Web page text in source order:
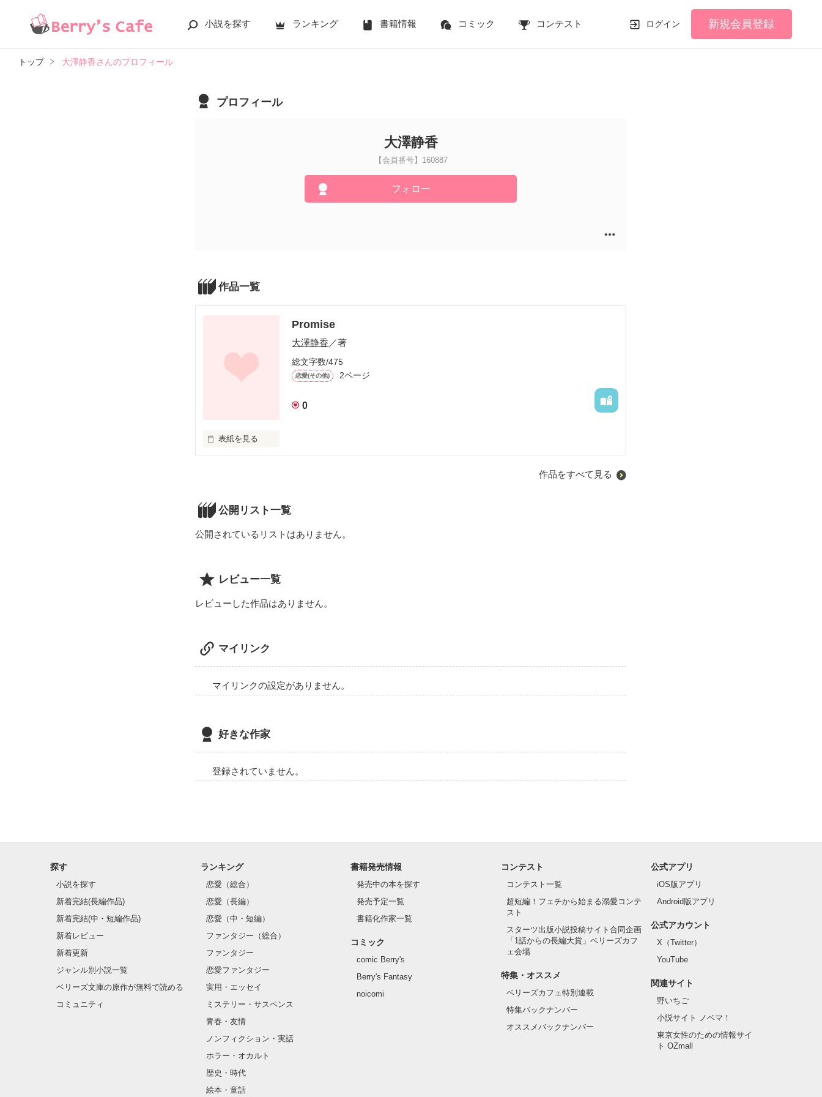
小説を探す ランキング 書籍情報 コミック コンテスト ログイン 新規会員登録
トップ 大澤静香さんのプロフィール
プロフィール
大澤静香
【会員番号】160887
フォロー
作品一覧
Promise
大澤静香／著
総文字数/475
恋愛(その他) 2ページ
0
表紙を見る
あなたとの最初で最後の約束
作品をすべて見る
公開リスト一覧
公開されているリストはありません。
レビュー一覧
レビューした作品はありません。
マイリンク
マイリンクの設定がありません。
好きな作家
登録されていません。
探す
小説を探す
新着完結(長編作品)
新着完結(中・短編作品)
新着レビュー
新着更新
ジャンル別小説一覧
ベリーズ文庫の原作が無料で読める
コミュニティ
ランキング
恋愛（総合）
恋愛（長編）
恋愛（中・短編）
ファンタジー（総合）
ファンタジー
恋愛ファンタジー
実用・エッセイ
ミステリー・サスペンス
青春・友情
ノンフィクション・実話
ホラー・オカルト
歴史・時代
絵本・童話
書籍発売情報
発売中の本を探す
発売予定一覧
書籍化作家一覧
コミック
comic Berry's
Berry's Fantasy
noicomi
コンテスト
コンテスト一覧
超短編！フェチから始まる溺愛コンテ
スト
スターツ出版小説投稿サイト合同企画
「1話からの長編大賞」ベリーズカフ
ェ会場
特集・オススメ
ベリーズカフェ特別連載
特集バックナンバー
オススメバックナンバー
公式アプリ
iOS版アプリ
Android版アプリ
公式アカウント
X（Twitter）
YouTube
関連サイト
野いちご
小説サイト ノベマ！
東京女性のための情報サイ
ト OZmall